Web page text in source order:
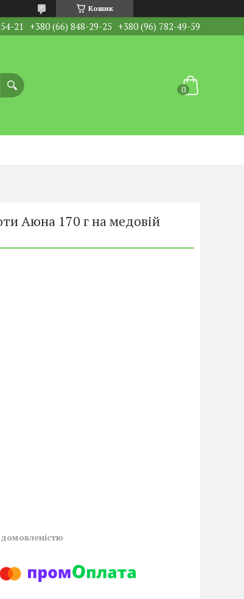
Кошик
21 +380 (66) 848-29-25 +380 (96) 782-49-59
Аюна 170 г на медовій
домовленістю